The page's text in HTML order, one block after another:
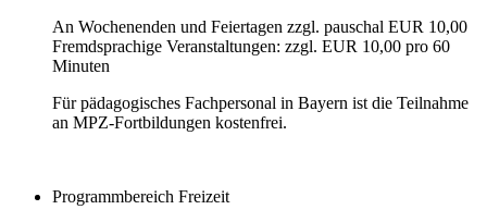
An Wochenenden und Feiertagen zzgl. pauschal EUR 10,00
Fremdsprachige Veranstaltungen: zzgl. EUR 10,00 pro 60
Minuten
Für pädagogisches Fachpersonal in Bayern ist die Teilnahme
an MPZ-Fortbildungen kostenfrei.
Programmbereich Freizeit